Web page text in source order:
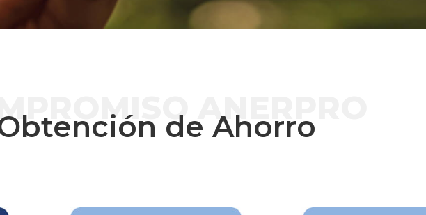
ANERPRO
de Ahorro